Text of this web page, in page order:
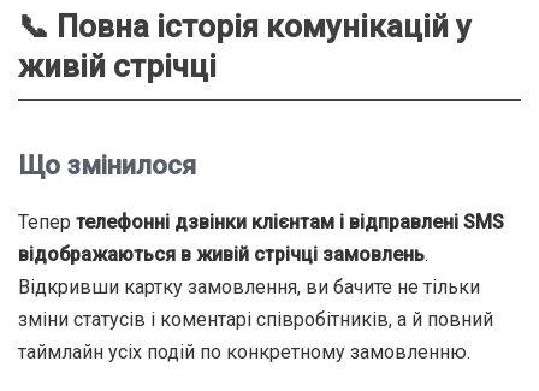
📞 Повна історія комунікацій у
живій стрічці
Що змінилося
Тепер телефонні дзвінки клієнтам і відправлені SMS
відображаються в живій стрічці замовлень.
Відкривши картку замовлення, ви бачите не тільки
зміни статусів і коментарі співробітників, а й повний
таймлайн усіх подій по конкретному замовленню.